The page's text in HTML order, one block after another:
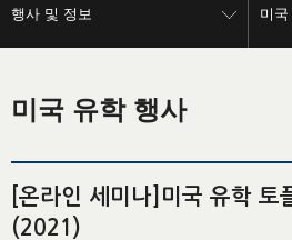
행사 및 정보 미
미국 유학 행사
[온라인 세미나]미국 유학 토
(2021)